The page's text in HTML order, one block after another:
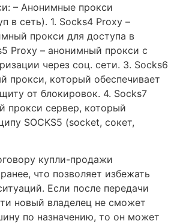
– Анонимные прокси
в сеть). 1. Socks4 Proxy –
прокси для доступа в
Proxy – анонимный прокси с
через соц. сети. 3. Socks6
прокси, который обеспечивает
от блокировок. 4. Socks7
прокси сервер, который
SOCKS5 (socket, сокет,
купли-продажи
что позволяет избежать
Если после передачи
новый владелец не сможет
по назначению, то он может